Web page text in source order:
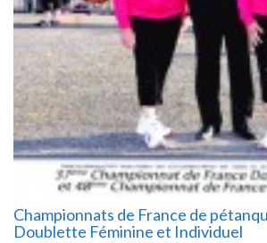
Championnats de France de
Doublette Féminine et Individuel